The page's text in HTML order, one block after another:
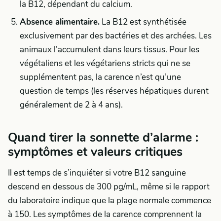
la B12, dépendant du calcium.
Absence alimentaire. La B12 est synthétisée
exclusivement par des bactéries et des archées. Les
animaux l’accumulent dans leurs tissus. Pour les
végétaliens et les végétariens stricts qui ne se
supplémentent pas, la carence n’est qu’une
question de temps (les réserves hépatiques durent
généralement de 2 à 4 ans).
Quand tirer la sonnette d’alarme :
symptômes et valeurs critiques
Il est temps de s’inquiéter si votre B12 sanguine
descend en dessous de 300 pg/mL, même si le rapport
du laboratoire indique que la plage normale commence
à 150. Les symptômes de la carence comprennent la